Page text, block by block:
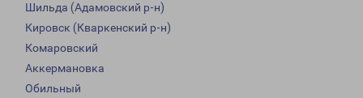
Шильда (Адамовский р-н)
Кировск (Кваркенский р-н)
Комаровский
Аккермановка
Обильный